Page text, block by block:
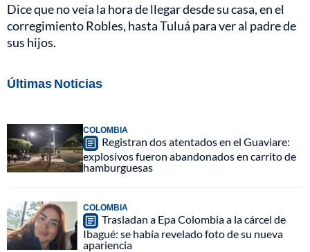
Dice que no veía la hora de llegar desde su casa, en el
corregimiento Robles, hasta Tuluá para ver al padre de
sus hijos.
Últimas Noticias
COLOMBIA
Registran dos atentados en el Guaviare:
explosivos fueron abandonados en carrito de
hamburguesas
COLOMBIA
Trasladan a Epa Colombia a la cárcel de
Ibagué: se había revelado foto de su nueva
apariencia